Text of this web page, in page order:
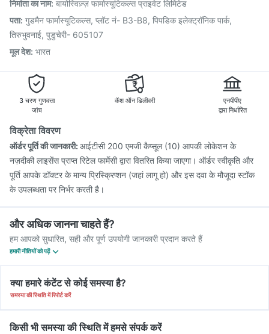
Pneumosil Vaccine Typbar TCV Injection
Fluquadri Sh Vaccine
निर्माता का नाम: बायोस्विज़्ज़ फार्मास्यूटिकल्स प्राइवेट लिमिटेड
पता: गुडमैन फार्मास्यूटिकल्स, प्लॉट नं- B3-B8, पिपडिक इलेक्ट्रॉनिक पार्क,
तिरुभुवनाई, पुडुचेरी- 605107
मूल देश: भारत
3 चरण गुणवत्ता
जांच
कॅश ऑन डिलीवरी
एनपीपीए
द्वारा निर्धारित
विक्रेता विवरण
ऑर्डर पूर्ति की जानकारी:आईटीसी 200 एमजी कैप्सूल (10) आपकी लोकेशन के
नज़दीकी लाइसेंस प्राप्त रिटेल फार्मेसी द्वारा वितरित किया जाएगा। ऑर्डर स्वीकृति और
पूर्ति आपके डॉक्टर के मान्य प्रिस्क्रिप्शन (जहां लागू हो) और इस दवा के मौजूदा स्टॉक
के उपलब्धता पर निर्भर करती है।
और अधिक जानना चाहते हैं?
हम आपको सुधारित, सही और पूर्ण उपयोगी जानकारी प्रदान करते हैं
हमारी नीतियों को पढ़ें
क्या हमारे कंटेंट से कोई समस्या है?
समस्या की स्थिति में रिपोर्ट करें
किसी भी समस्या की स्थिति में हमसे संपर्क करें